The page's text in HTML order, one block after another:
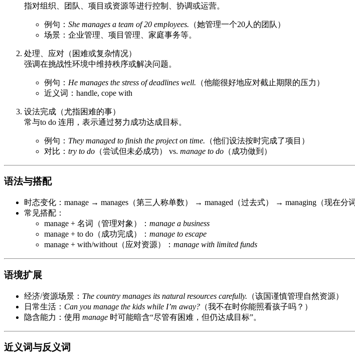
指对组织、团队、项目或资源等进行控制、协调或运营。
例句： She manages a team of 20 employees. （她管理一个20人的团队）
场景：企业管理、项目管理、家庭事务等。
处理、应对（困难或复杂情况）
强调在挑战性环境中维持秩序或解决问题。
例句： He manages the stress of deadlines well. （他能很好地应对截止期限的压力）
近义词：handle, cope with
设法完成（尤指困难的事）
常与to do 连用，表示通过努力成功达成目标。
例句： They managed to finish the project on time. （他们设法按时完成了项目）
对比： try to do （尝试但未必成功） vs. manage to do （成功做到）
语法与搭配
时态变化：manage → manages（第三人称单数） → managed（过去式） → managing（现在分词
常见搭配：
manage + 名词（管理对象）： manage a business
manage + to do（成功完成）： manage to escape
manage + with/without（应对资源）： manage with limited funds
语境扩展
经济/资源场景： The country manages its natural resources carefully. （该国谨慎管理自然资源）
日常生活： Can you manage the kids while I’m away? （我不在时你能照看孩子吗？）
隐含能力：使用 manage 时可能暗含“尽管有困难，但仍达成目标”。
近义词与反义词